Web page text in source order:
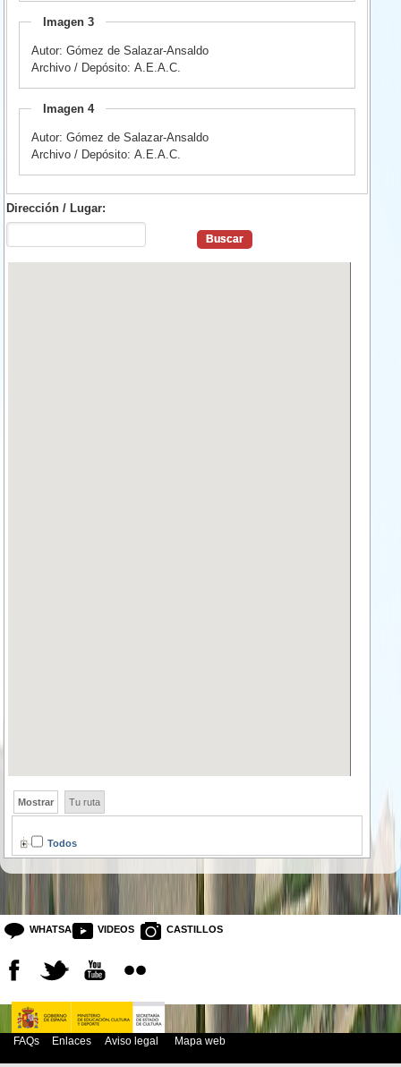
Imagen 3
Autor: Gómez de Salazar-Ansaldo
Archivo / Depósito: A.E.A.C.
Imagen 4
Autor: Gómez de Salazar-Ansaldo
Archivo / Depósito: A.E.A.C.
Dirección / Lugar:
Mostrar Tu ruta
Todos
WHATSAPP VIDEOS CASTILLOS
FAQs Enlaces Aviso legal Mapa web